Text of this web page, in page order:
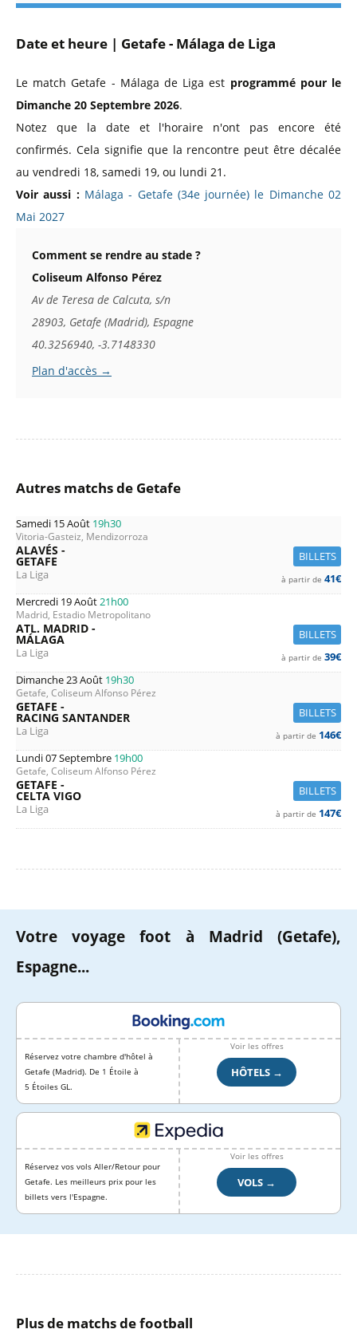
Date et heure | Getafe - Málaga de Liga
Le match Getafe - Málaga de Liga est programmé pour le
Dimanche 20 Septembre 2026.
Notez que la date et l'horaire n'ont pas encore été
confirmés. Cela signifie que la rencontre peut être décalée
au vendredi 18, samedi 19, ou lundi 21.
Voir aussi : Málaga - Getafe (34e journée) le Dimanche 02
Mai 2027
Comment se rendre au stade ?
Coliseum Alfonso Pérez
Av de Teresa de Calcuta, s/n
28903, Getafe (Madrid), Espagne
40.3256940, -3.7148330
Plan d'accès →
Autres matchs de Getafe
Samedi 15 Août 19h30
Vitoria-Gasteiz, Mendizorroza
BILLETS
ALAVÉS -
GETAFE
La Liga à partir de 41€
Mercredi 19 Août21h00
Madrid, Estadio Metropolitano
BILLETS
ATL. MADRID -
MÁLAGA
La Liga à partir de 39€
Dimanche 23 Août 19h30
Getafe, Coliseum Alfonso Pérez
BILLETS
GETAFE -
RACING SANTANDER
La Liga à partir de 146€
Lundi 07 Septembre 19h00
Getafe, Coliseum Alfonso Pérez
BILLETS
GETAFE -
CELTA VIGO
La Liga à partir de 147€
Votre voyage foot à Madrid (Getafe),
Espagne...
Réservez votre chambre d'hôtel à
Getafe (Madrid). De 1 Étoile à
5 Étoiles GL.
Voir les offres
HÔTELS →
Réservez vos vols Aller/Retour pour
Getafe. Les meilleurs prix pour les
billets vers l'Espagne.
Voir les offres
VOLS →
Plus de matchs de football